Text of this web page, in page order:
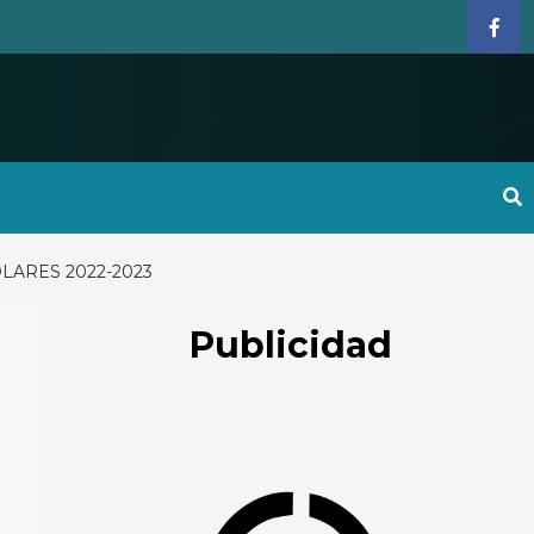
2022-2023
Publicidad